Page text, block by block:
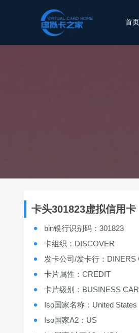
首页
卡头301823虚拟信用卡
bin银行识别码：301823
卡组织：DISCOVER
发卡公司/发卡行：DINERS
卡片属性：CREDIT
卡片级别：BUSINESS
Iso国家名称：United States
Iso国家A2：US